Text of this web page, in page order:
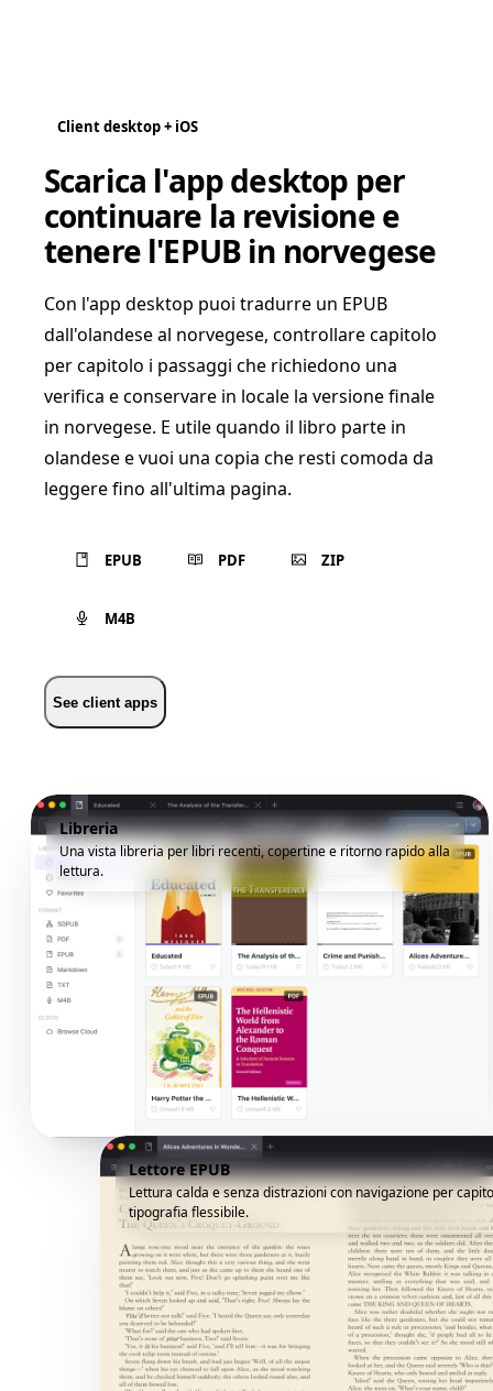
Client desktop + iOS
Scarica l'app desktop per
continuare la revisione e
tenere l'EPUB in norvegese
Con l'app desktop puoi tradurre un EPUB
dall'olandese al norvegese, controllare capitolo
per capitolo i passaggi che richiedono una
verifica e conservare in locale la versione finale
in norvegese. E utile quando il libro parte in
olandese e vuoi una copia che resti comoda da
leggere fino all'ultima pagina.
EPUB PDF ZIP
M4B
See client apps
Libreria
Una vista libreria per libri recenti, copertine e ritorno rapido alla
lettura.
Lettore EPUB
Lettura calda e senza distrazioni con navigazione per
tipografia flessibile.